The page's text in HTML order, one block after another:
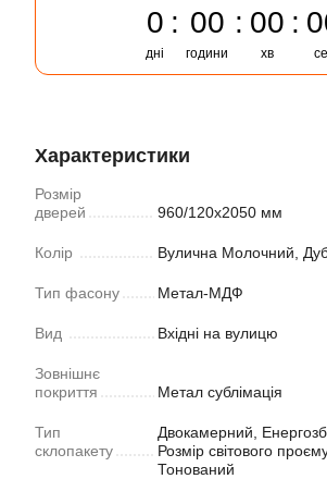
0
дні
00
години
00
хв
Характеристики
Розмір
дверей
960/120х2050 мм
Колiр Вулична Молочний,
Тип фасону Метал-МДФ
Вид Вхідні на вулицю
Зовнішнє
покриття
Метал сублімація
Тип
склопакету
Двокамерний,
Розмір світового
Тонований